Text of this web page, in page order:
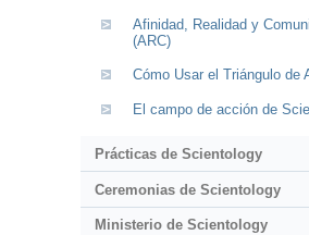
Afinidad, Realidad y
(ARC)
Cómo Usar el Triángulo de
El campo de acción de
Prácticas de Scientology
Ceremonias de Scientology
Ministerio de Scientology